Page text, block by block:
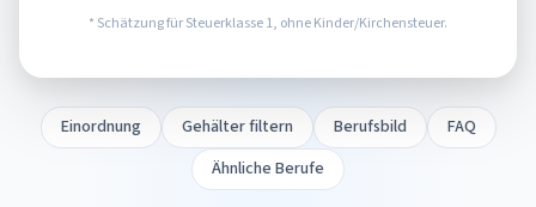
* Schätzung für Steuerklasse 1, ohne Kinder/Kirchensteuer.
Einordnung Gehälter filtern Berufsbild
FAQ
Ähnliche Berufe